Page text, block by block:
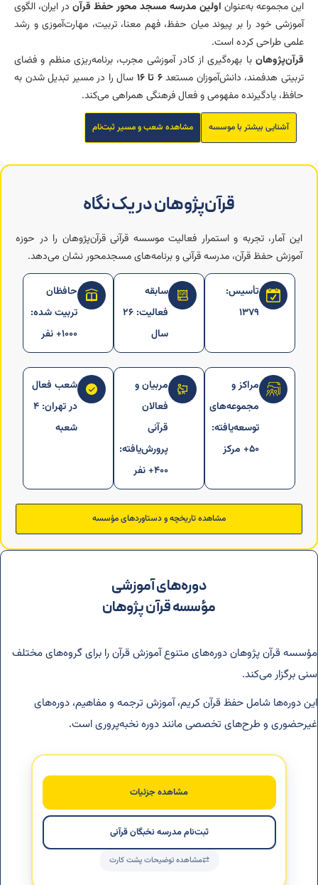
این مجموعه به‌عنوان اولین مدرسه مسجد محور حفظ قرآن در ایران، الگوی
آموزشی خود را بر پیوند میان حفظ، فهم معنا، تربیت، مهارت‌آموزی و رشد
علمی طراحی کرده است.
قرآن‌پژوهان با بهره‌گیری از کادر آموزشی مجرب، برنامه‌ریزی منظم و فضای
تربیتی هدفمند، دانش‌آموزان مستعد۶ تا ۱۶
سال را در مسیر تبدیل شدن به
حافظ، یادگیرنده مفهومی و فعال فرهنگی همراهی می‌کند.
آشنایی بیشتر با موسسه مشاهده شعب و مسیر ثبت‌نام
قرآن‌پژوهان در یک نگاه
این آمار، تجربه و استمرار فعالیت موسسه قرآنی قرآن‌پژوهان را در حوزه
آموزش حفظ قرآن، مدرسه قرآنی و برنامه‌های مسجد‌محور نشان می‌دهد.
تأسیس:
۱۳۷۹
سابقه
فعالیت: ۲۶
سال
حافظان
تربیت‌ شده:
۱۰۰۰+ نفر
مراکز و
مجموعه‌های
توسعه‌یافته:
۵۰+ مرکز
مربیان و
فعالان
قرآنی
پرورش‌یافته:
۴۰۰+ نفر
شعب فعال
در تهران: ۴
شعبه
مشاهده تاریخچه و دستاوردهای مؤسسه
دوره‌های آموزشی
مؤسسه قرآن پژوهان
مؤسسه قرآن پژوهان دوره‌های متنوع آموزش قرآن را برای گروه‌های مختلف
سنی برگزار می‌کند.
این دوره‌ها شامل حفظ قرآن کریم، آموزش ترجمه و مفاهیم، دوره‌های
غیرحضوری و طرح‌های تخصصی مانند دوره نخبه‌پروری است.
مدرسه نخبگان قرآنی | طرح نخبه‌پروری ۶ تا ۱۶
آموزش مفاهیم، رشد مهارتی و تربیت در یک مدرسه قرآنی
مسجد‌محور.
مشاهده جزئیات
ثبت‌نام مدرسه نخبگان قرآنی
مشاهده توضیحات پشت کارت